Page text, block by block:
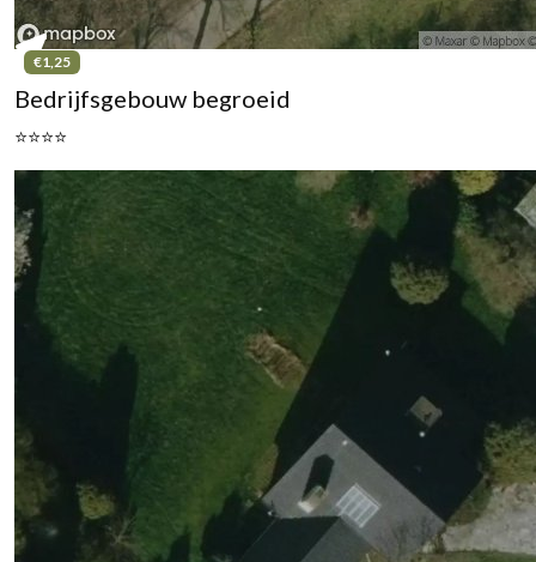
€1,25
Bedrijfsgebouw begroeid
⭐⭐⭐⭐